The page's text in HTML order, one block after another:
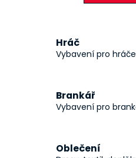
Hráč
Vybavení pro hráče
Brankář
Vybavení pro
Oblečení